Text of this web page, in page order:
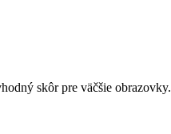
skôr pre väčšie obrazovky.